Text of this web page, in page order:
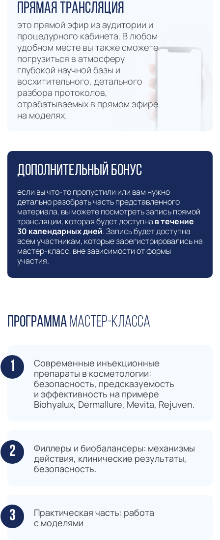
Прямая трансляция
это прямой эфир из аудитории и
процедурного кабинета. В любом
удобном месте вы также сможете
погрузиться в атмосферу
глубокой научной базы и
восхитительного, детального
разбора протоколов,
отрабатываемых в прямом эфире
на моделях.
Дополнительный бонус
если вы что-то пропустили или вам нужно
детально разобрать часть представленного
материала, вы можете посмотреть запись прямой
трансляции, которая будет доступна в течение
30 календарных дней. Запись будет доступна
всем участникам, которые зарегистрировались на
мастер-класс, вне зависимости от формы
участия.
Программа мастер-класса
Современные инъекционные
препараты в косметологии:
безопасность, предсказуемость
и эффективность на примере
Biohyalux, Dermallure, Mevita, Rejuven.
Филлеры и биобалансеры: механизмы
действия, клинические результаты,
безопасность.
Практическая часть: работа
с моделями